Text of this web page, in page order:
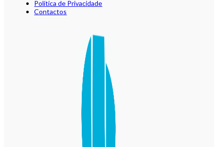
Política de Privacidade
Contactos